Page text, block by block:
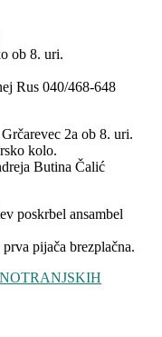
ob 8. uri.
Rus 040/468-648
2a ob 8. uri.
kolo.
Butina Čalić
poskrbel ansambel
pijača brezplačna.